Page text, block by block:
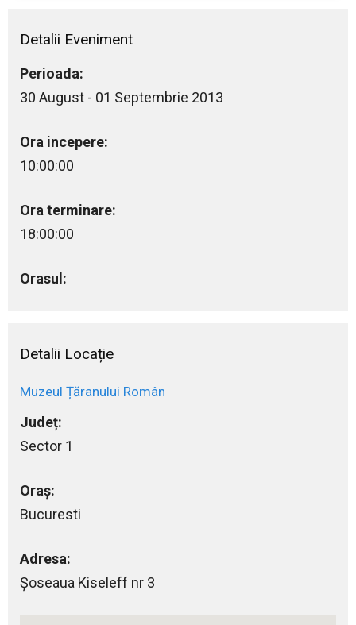
Detalii Eveniment
Perioada:
30 August - 01 Septembrie 2013
Ora incepere:
10:00:00
Ora terminare:
18:00:00
Orasul:
Detalii Locație
Muzeul Țăranului Român
Județ:
Sector 1
Oraș:
Bucuresti
Adresa:
Şoseaua Kiseleff nr 3